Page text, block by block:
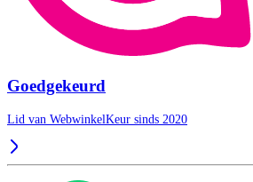
Goedgekeurd
Lid van WebwinkelKeur sinds 2020